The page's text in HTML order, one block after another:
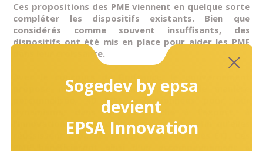
Ces propositions des PME viennent en quelque sorte
compléter les dispositifs existants. Bien que
considérés comme souvent insuffisants, des
dispositifs ont été mis en place pour aider les PME
dans leur croissance.
Avec le concours de Bpifrance, le gouvernement
propose notamment d'accompagner de manière
personnalisée, 40 PME, sélectionnées pour leur
dynamisme, dans leur démarche à l'export, à
l'innovation et à la croissance externe afin qu'elles
réussissent à passer le cap et devenir des ETI. Ces
Sogedev by epsa
devient
EPSA Innovation